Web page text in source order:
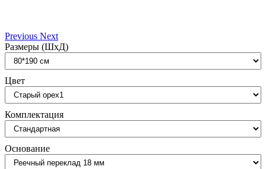
Previous Next
Размеры (ШxД)
Цвет
Комплектация
Основание